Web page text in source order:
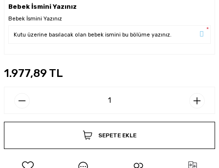
Bebek İsmini Yazınız
Bebek İsmini Yazınız
*
1.977,89 TL
SEPETE EKLE